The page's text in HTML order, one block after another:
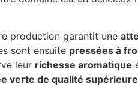
production garantit une
sont ensuite pressées à
leur richesse aromatique
verte de qualité supérieure